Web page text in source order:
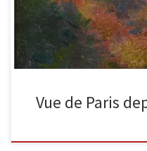
Vue de Paris